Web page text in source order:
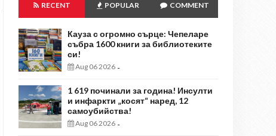
RECENT POPULAR COMMENT
Кауза с огромно сърце: Чепеларе
събра 1600 книги за библиотеките
си!
Aug 06 2026 -
1 619 починали за година! Инсулти
и инфаркти „косят“ наред, 12
самоубийства!
Aug 06 2026 -